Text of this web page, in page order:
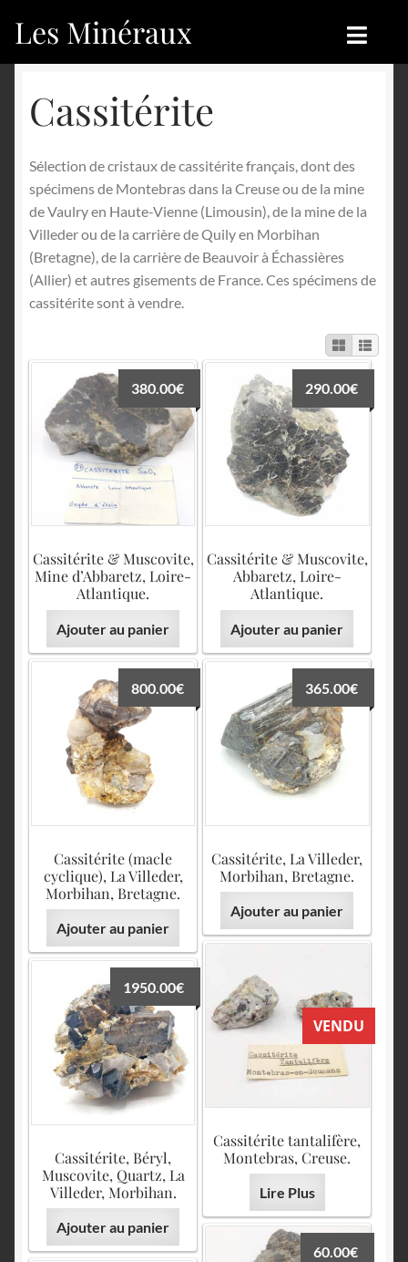
Aller
à
navigation
Aller
au
Les Minéraux
Catégories
Nouveautés
Achat
Mon compte
Français
English
Boutique
Nouveautés
Blog
Achat
Sites amis
Cassitérite
Sélection de cristaux de cassitérite français, dont des
spécimens de Montebras dans la Creuse ou de la mine
de Vaulry en Haute-Vienne (Limousin), de la mine de la
Villeder ou de la carrière de Quily en Morbihan
(Bretagne), de la carrière de Beauvoir à Échassières
(Allier) et autres gisements de France. Ces spécimens de
cassitérite sont à vendre.
Cassitérite & Muscovite,
Mine d’Abbaretz, Loire-
Atlantique.
380.00€
Ajouter au panier
Cassitérite & Muscovite,
Abbaretz, Loire-
Atlantique.
290.00€
Ajouter au panier
Cassitérite (macle
cyclique), La Villeder,
Morbihan, Bretagne.
800.00€
Ajouter au panier
Cassitérite, La Villeder,
Morbihan, Bretagne.
365.00€
Ajouter au panier
VENDU
Cassitérite tantalifère,
Montebras, Creuse.
Lire Plus
Cassitérite, Béryl,
Muscovite, Quartz, La
Villeder, Morbihan.
1950.00€
Ajouter au panier
60.00€